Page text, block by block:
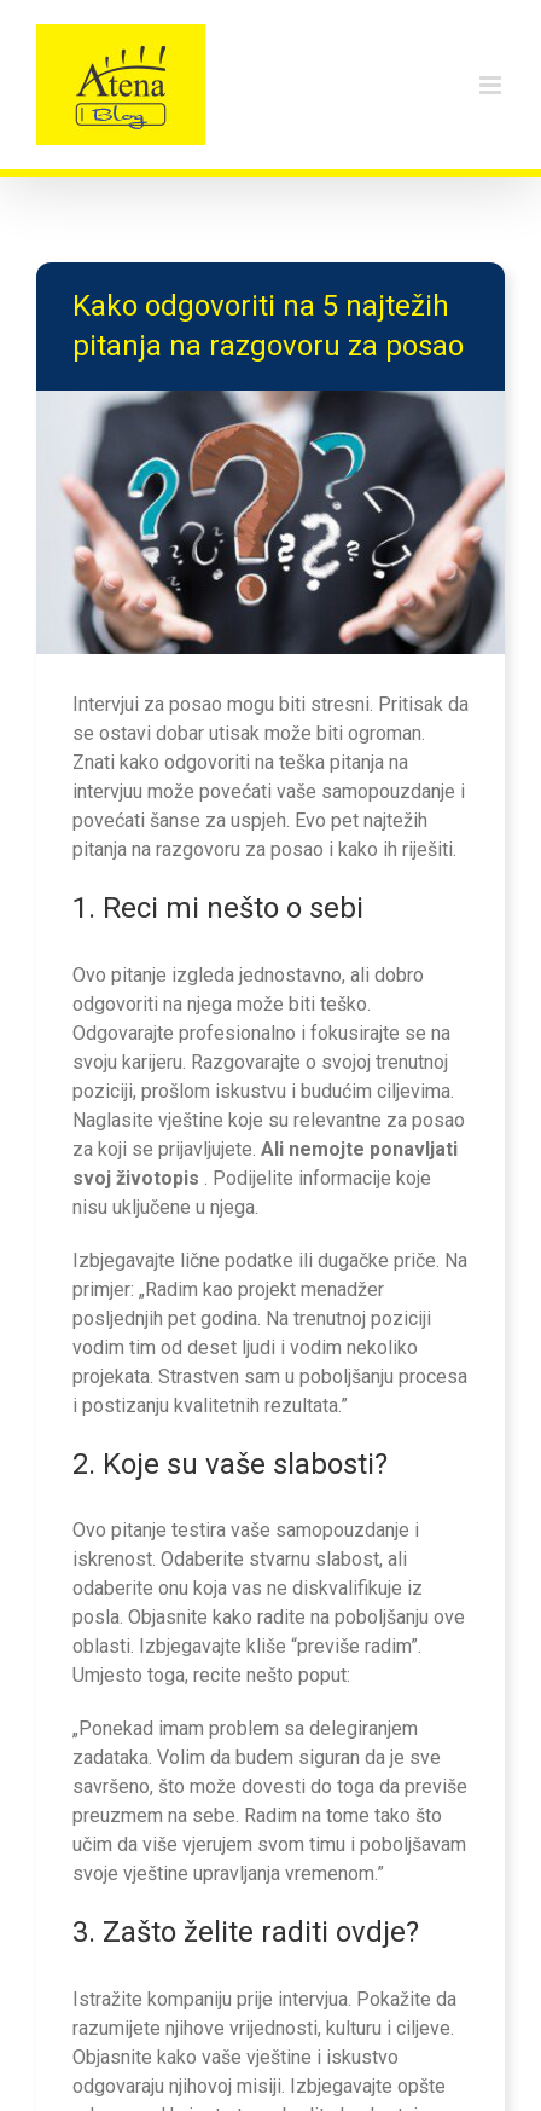
Kako odgovoriti na 5 najtežih
pitanja na razgovoru za posao
Intervjui za posao mogu biti stresni. Pritisak da
se ostavi dobar utisak može biti ogroman.
Znati kako odgovoriti na teška pitanja na
intervjuu može povećati vaše samopouzdanje i
povećati šanse za uspjeh. Evo pet najtežih
pitanja na razgovoru za posao i kako ih riješiti.
1. Reci mi nešto o sebi
Ovo pitanje izgleda jednostavno, ali dobro
odgovoriti na njega može biti teško.
Odgovarajte profesionalno i fokusirajte se na
svoju karijeru. Razgovarajte o svojoj trenutnoj
poziciji, prošlom iskustvu i budućim ciljevima.
Naglasite vještine koje su relevantne za posao
za koji se prijavljujete. Ali nemojte ponavljati
svoj životopis . Podijelite informacije koje
nisu uključene u njega.
Izbjegavajte lične podatke ili dugačke priče. Na
primjer: „Radim kao projekt menadžer
posljednjih pet godina. Na trenutnoj poziciji
vodim tim od deset ljudi i vodim nekoliko
projekata. Strastven sam u poboljšanju procesa
i postizanju kvalitetnih rezultata.”
2. Koje su vaše slabosti?
Ovo pitanje testira vaše samopouzdanje i
iskrenost. Odaberite stvarnu slabost, ali
odaberite onu koja vas ne diskvalifikuje iz
posla. Objasnite kako radite na poboljšanju ove
oblasti. Izbjegavajte kliše “previše radim”.
Umjesto toga, recite nešto poput:
„Ponekad imam problem sa delegiranjem
zadataka. Volim da budem siguran da je sve
savršeno, što može dovesti do toga da previše
preuzmem na sebe. Radim na tome tako što
učim da više vjerujem svom timu i poboljšavam
svoje vještine upravljanja vremenom.”
3. Zašto želite raditi ovdje?
Istražite kompaniju prije intervjua. Pokažite da
razumijete njihove vrijednosti, kulturu i ciljeve.
Objasnite kako vaše vještine i iskustvo
odgovaraju njihovoj misiji. Izbjegavajte opšte